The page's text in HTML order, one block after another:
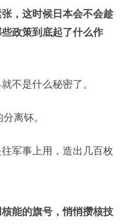
，这时候日本会不会趁
政策到底起了什么作
不是什么秘密了。
离钚。
军事上用，造出几百枚
能的旗号，悄悄攒核技